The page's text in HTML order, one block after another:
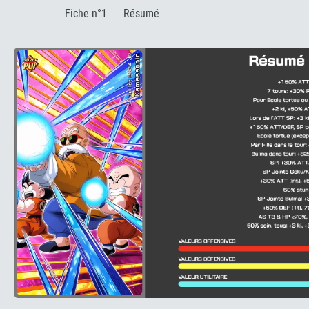
Fiche n°1